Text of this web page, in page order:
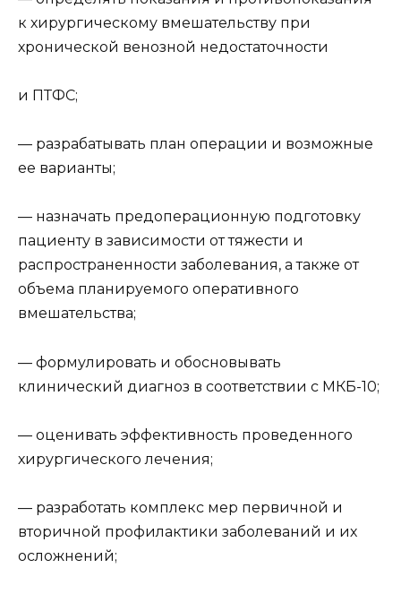
к хирургическому вмешательству при
хронической венозной недостаточности
и ПТФС;
— разрабатывать план операции и возможные
ее варианты;
— назначать предоперационную подготовку
пациенту в зависимости от тяжести и
распространенности заболевания, а также от
объема планируемого оперативного
вмешательства;
— формулировать и обосновывать
клинический диагноз в соответствии с МКБ-10;
— оценивать эффективность проведенного
хирургического лечения;
— разработать комплекс мер первичной и
вторичной профилактики заболеваний и их
осложнений;